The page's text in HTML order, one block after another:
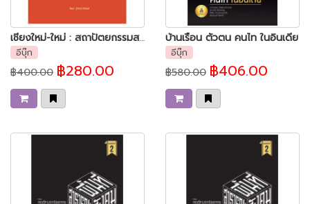
เชียงใหม่-ใหม่ : สถาปัตยกรรมสมัยใหม่แห่งเมืองเชียงใหม่ ระหว่างปี พ.ศ. 2427-2518
อีบุ๊ก
฿400.00 ฿280.00
บ้านเรือน ตัวตน คนไท ในอินเดีย
อีบุ๊ก
฿580.00 ฿406.00